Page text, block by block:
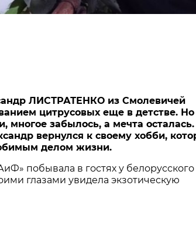
ЛИСТРАТЕНКО из Смолевичей
цитрусовых еще в детстве. Но
многое забылось, а мечта
вернулся к своему хобби,
делом жизни.
побывала в гостях у белорусского
глазами увидела экзотическую